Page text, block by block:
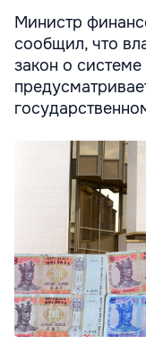
Министр
сообщил, что
закон о